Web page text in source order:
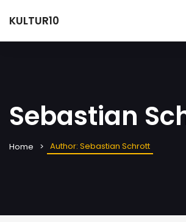
KULTUR10
Sebastian
Home Author: Sebastian Schrott